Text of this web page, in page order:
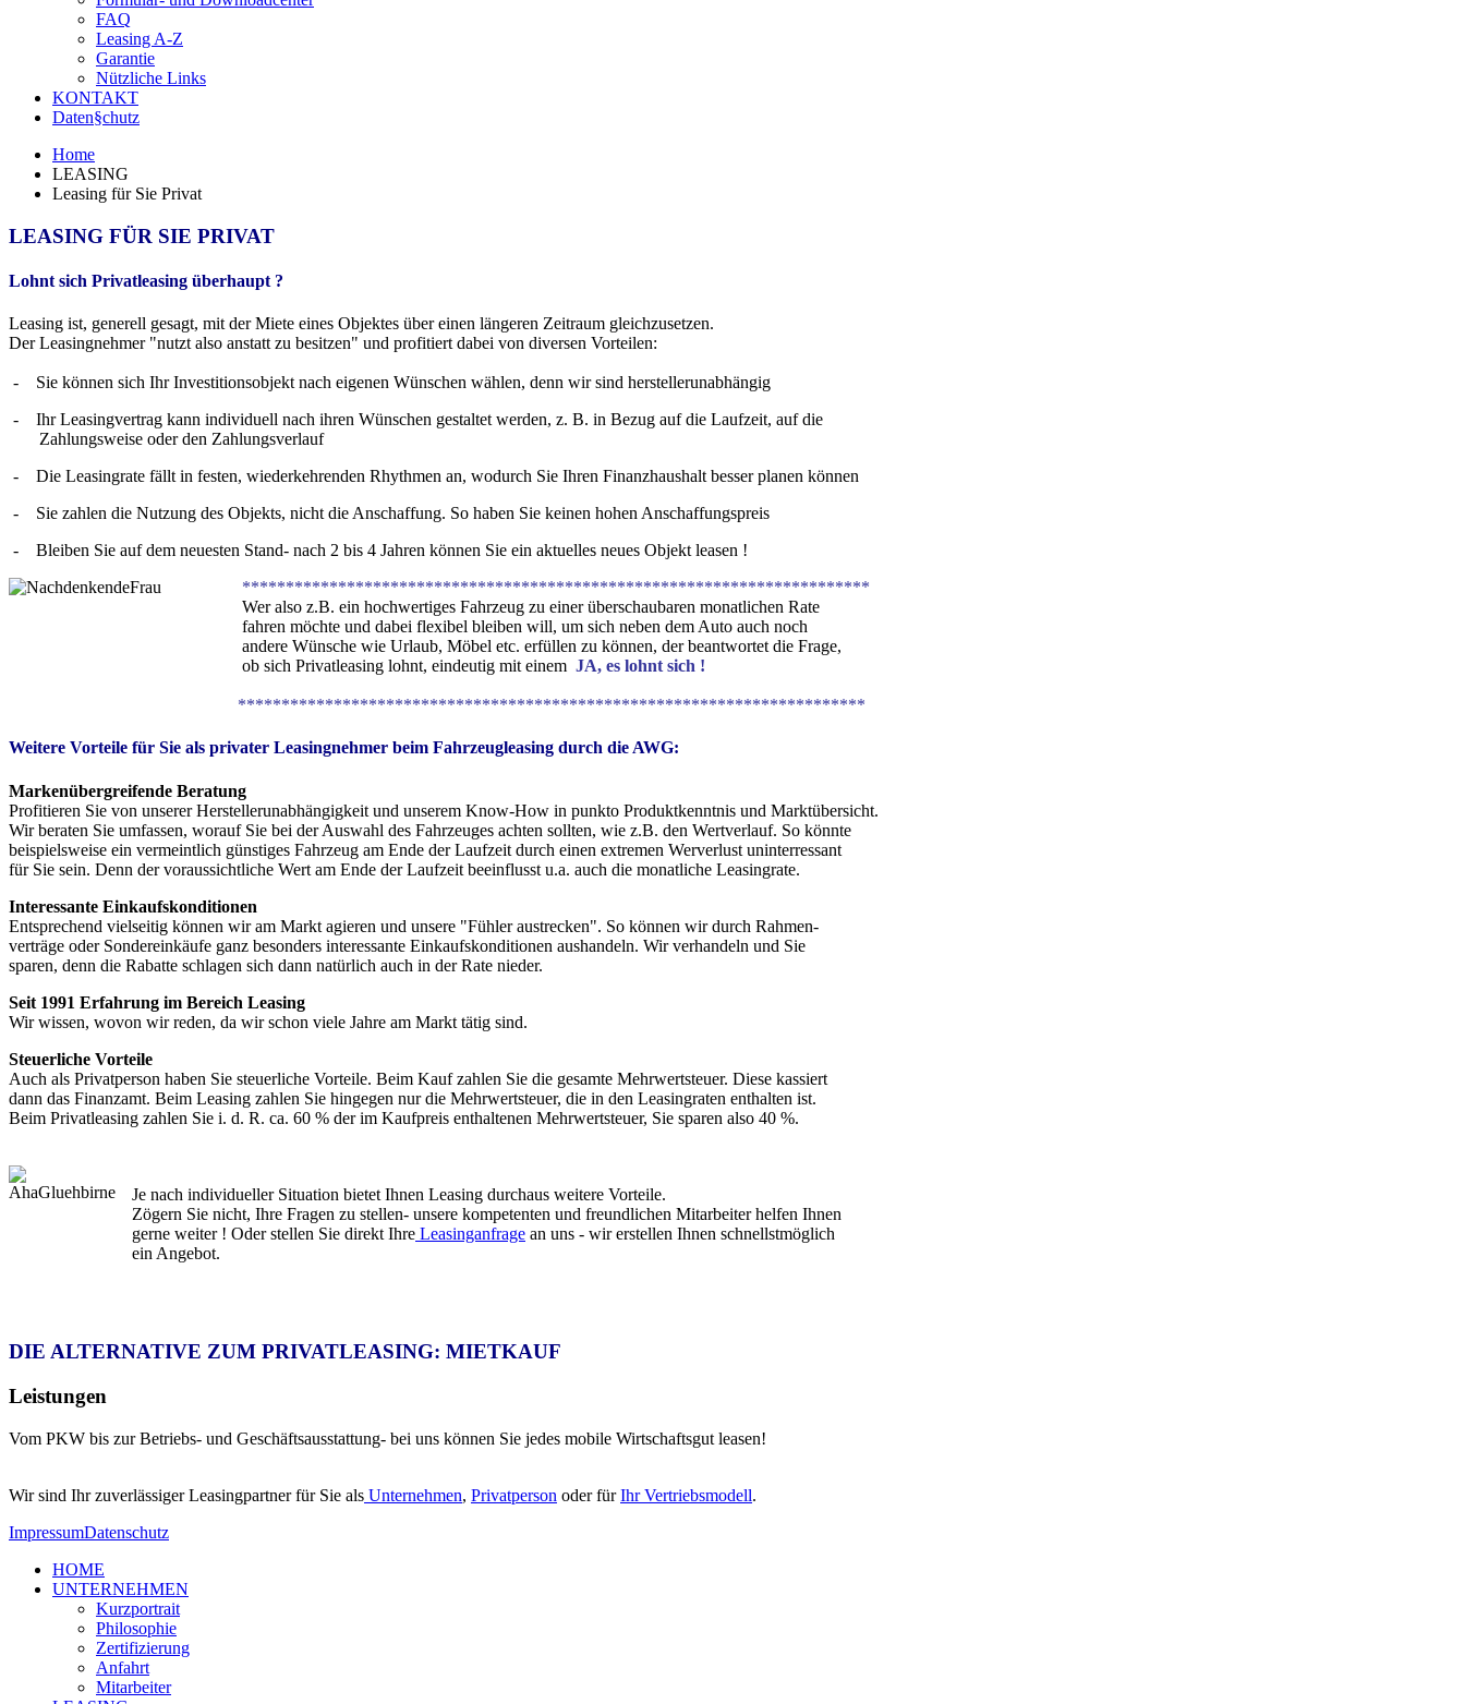
FAQ
Leasing A-Z
Garantie
Nützliche Links
KONTAKT
Daten§chutz
Home
LEASING
Leasing für Sie Privat
LEASING FÜR SIE PRIVAT
Lohnt sich Privatleasing überhaupt ?
Leasing ist, generell gesagt, mit der Miete eines Objektes über einen längeren Zeitraum gleichzusetzen.
Der Leasingnehmer "nutzt also anstatt zu besitzen" und profitiert dabei von diversen Vorteilen:
- Sie können sich Ihr Investitionsobjekt nach eigenen Wünschen wählen, denn wir sind herstellerunabhängig
- Ihr Leasingvertrag kann individuell nach ihren Wünschen gestaltet werden, z. B. in Bezug auf die Laufzeit, auf die
Zahlungsweise oder den Zahlungsverlauf
- Die Leasingrate fällt in festen, wiederkehrenden Rhythmen an, wodurch Sie Ihren Finanzhaushalt besser planen können
- Sie zahlen die Nutzung des Objekts, nicht die Anschaffung. So haben Sie keinen hohen Anschaffungspreis
- Bleiben Sie auf dem neuesten Stand- nach 2 bis 4 Jahren können Sie ein aktuelles neues Objekt leasen !
************************************************************************
Wer also z.B. ein hochwertiges Fahrzeug zu einer überschaubaren monatlichen Rate
fahren möchte und dabei flexibel bleiben will, um sich neben dem Auto auch noch
andere Wünsche wie Urlaub, Möbel etc. erfüllen zu können, der beantwortet die Frage,
ob sich Privatleasing lohnt, eindeutig mit einem JA, es lohnt sich !
************************************************************************
Weitere Vorteile für Sie als privater Leasingnehmer beim Fahrzeugleasing durch die AWG:
Markenübergreifende Beratung
Profitieren Sie von unserer Herstellerunabhängigkeit und unserem Know-How in punkto Produktkenntnis und Marktübersicht.
Wir beraten Sie umfassen, worauf Sie bei der Auswahl des Fahrzeuges achten sollten, wie z.B. den Wertverlauf. So könnte
beispielsweise ein vermeintlich günstiges Fahrzeug am Ende der Laufzeit durch einen extremen Werverlust uninterressant
für Sie sein. Denn der voraussichtliche Wert am Ende der Laufzeit beeinflusst u.a. auch die monatliche Leasingrate.
Interessante Einkaufskonditionen
Entsprechend vielseitig können wir am Markt agieren und unsere "Fühler austrecken". So können wir durch Rahmen-
verträge oder Sondereinkäufe ganz besonders interessante Einkaufskonditionen aushandeln. Wir verhandeln und Sie
sparen, denn die Rabatte schlagen sich dann natürlich auch in der Rate nieder.
Seit 1991 Erfahrung im Bereich Leasing
Wir wissen, wovon wir reden, da wir schon viele Jahre am Markt tätig sind.
Steuerliche Vorteile
Auch als Privatperson haben Sie steuerliche Vorteile. Beim Kauf zahlen Sie die gesamte Mehrwertsteuer. Diese kassiert
dann das Finanzamt. Beim Leasing zahlen Sie hingegen nur die Mehrwertsteuer, die in den Leasingraten enthalten ist.
Beim Privatleasing zahlen Sie i. d. R. ca. 60 % der im Kaufpreis enthaltenen Mehrwertsteuer, Sie sparen also 40 %.
Je nach individueller Situation bietet Ihnen Leasing durchaus weitere Vorteile.
Zögern Sie nicht, Ihre Fragen zu stellen- unsere kompetenten und freundlichen Mitarbeiter helfen Ihnen
gerne weiter ! Oder stellen Sie direkt Ihre Leasinganfrage an uns - wir erstellen Ihnen schnellstmöglich
ein Angebot.
DIE ALTERNATIVE ZUM PRIVATLEASING: MIETKAUF
Leistungen
Vom PKW bis zur Betriebs- und Geschäftsausstattung- bei uns können Sie jedes mobile Wirtschaftsgut leasen!
Wir sind Ihr zuverlässiger Leasingpartner für Sie als Unternehmen, Privatperson oder fürIhr Vertriebsmodell.
ImpressumDatenschutz
HOME
UNTERNEHMEN
Kurzportrait
Philosophie
Zertifizierung
Anfahrt
Mitarbeiter